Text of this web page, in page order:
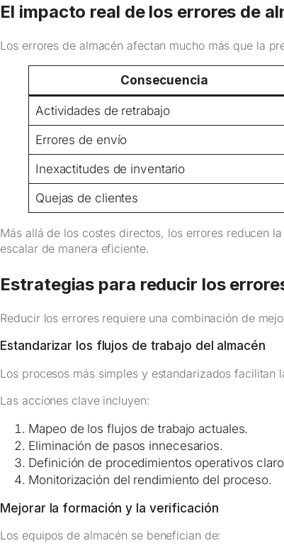
El impacto real de los errores de
Los errores de almacén afectan mucho más que la
Consecuencia
Actividades de retrabajo
Errores de envío
Inexactitudes de inventario
Quejas de clientes
Más allá de los costes directos, los errores reducen
escalar de manera eficiente.
Estrategias para reducir los
Reducir los errores requiere una combinación de
Estandarizar los flujos de trabajo del almacén
Los procesos más simples y estandarizados facilitan
Las acciones clave incluyen:
Mapeo de los flujos de trabajo actuales.
Eliminación de pasos innecesarios.
Definición de procedimientos operativos
Monitorización del rendimiento del proceso.
Mejorar la formación y la verificación
Los equipos de almacén se benefician de: